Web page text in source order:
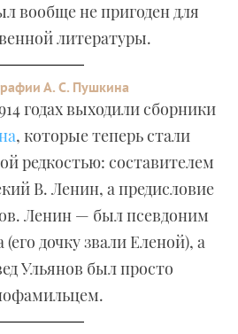
вообще не пригоден для
литературы.
А. С. Пушкина
годах выходили сборники
, которые теперь стали
редкостью: составителем
В. Ленин, а предисловие
Ленин — был псевдоним
дочку звали Еленой), а
Ульянов был просто